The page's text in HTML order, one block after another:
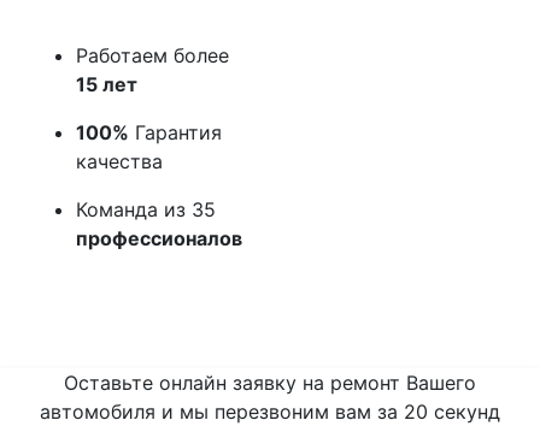
Работаем более
15 лет
100% Гарантия
качества
Команда из 35
профессионалов
Оставьте онлайн заявку на ремонт Вашего
автомобиля и мы перезвоним вам за 20 секунд